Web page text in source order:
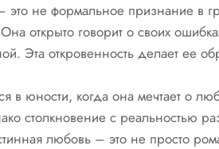
не формальное признание в
открыто говорит о своих
Эта откровенность делает ее
в юности, когда она мечтает о
столкновение с реальностью
любовь – это не просто